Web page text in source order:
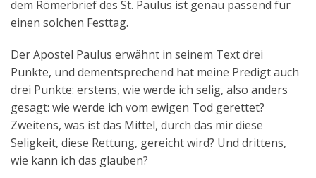
dem Römerbrief des St. Paulus ist genau passend für
einen solchen Festtag.
Der Apostel Paulus erwähnt in seinem Text drei
Punkte, und dementsprechend hat meine Predigt auch
drei Punkte: erstens, wie werde ich selig, also anders
gesagt: wie werde ich vom ewigen Tod gerettet?
Zweitens, was ist das Mittel, durch das mir diese
Seligkeit, diese Rettung, gereicht wird? Und drittens,
wie kann ich das glauben?